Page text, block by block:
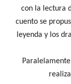
con la lectura
cuento se
leyenda y los